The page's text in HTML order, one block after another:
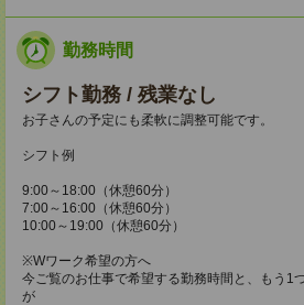
勤務時間
シフト勤務 / 残業なし
お子さんの予定にも柔軟に調整可能です。
シフト例
9:00～18:00（休憩60分）
7:00～16:00（休憩60分）
10:00～19:00（休憩60分）
※Wワーク希望の方へ
今ご覧のお仕事で希望する勤務時間と、もう1
が